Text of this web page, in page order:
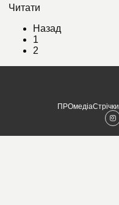
Читати
Назад
1
2
ПРОмедіаСтрічки